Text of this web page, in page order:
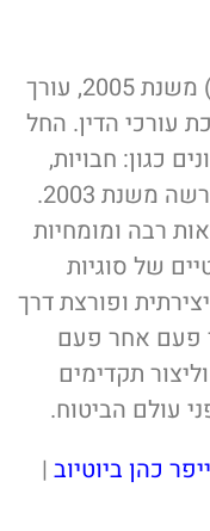
בעל תואר ראשון במשפטים (LLB) משנת 2005, עורך
וחבר בלשכת עורכי הדין. החל
שונים כגון: חבויות,
פנסיה, חיים ורכוש, סוכן ביטוח מורשה משנת 2003.
רבה ומומחיות
של סוגיות
ופורצת דרך
פעם אחר פעם
תקדימים
עולם הביטוח.
כהן ביוטיוב |